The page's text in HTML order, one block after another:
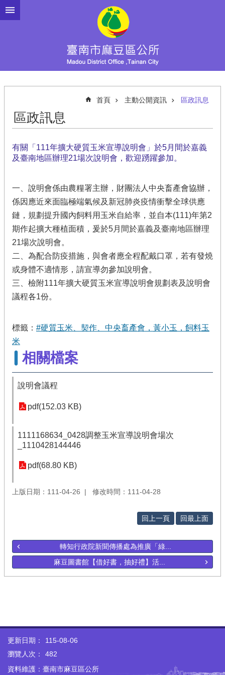
跳到主要內容區塊
首頁 主動公開資訊 區政訊息
區政訊息
有關「111年擴大硬質玉米宣導說明會」於5月間於嘉義
及臺南地區辦理21場次說明會，歡迎踴躍參加。
一、說明會係由農糧署主辦，財團法人中央畜產會協辦，
係因應近來面臨極端氣候及新冠肺炎疫情衝擊全球供應
鏈，規劃提升國內飼料用玉米自給率，並自本(111)年第2
期作起擴大種植面積，爰於5月間於嘉義及臺南地區辦理
21場次說明會。
二、為配合防疫措施，與會者應全程配戴口罩，若有發燒
或身體不適情形，請宣導勿參加說明會。
三、檢附111年擴大硬質玉米宣導說明會規劃表及說明會
議程各1份。
標籤： #硬質玉米、契作、中央畜產會，黃小玉，飼料玉
米
相關檔案
說明會議程
pdf(152.03 KB)
1111168634_0428調整玉米宣導說明會場次
_1110428144446
pdf(68.80 KB)
上版日期：111-04-26 修改時間：111-04-28
回上一頁 回最上面
轉知行政院新聞傳播處為推廣「綠...
麻豆圖書館【借好書，抽好禮】活...
更新日期：
115-08-06
瀏覽人次：
482
資料維護：臺南市麻豆區公所